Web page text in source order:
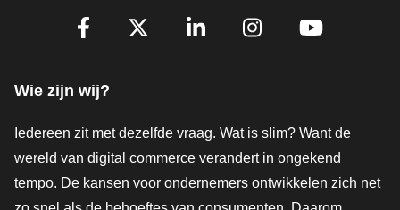
Volg je ons al?
Wie zijn wij?
Iedereen zit met dezelfde vraag. Wat is slim? Want de
wereld van digital commerce verandert in ongekend
tempo. De kansen voor ondernemers ontwikkelen zich net